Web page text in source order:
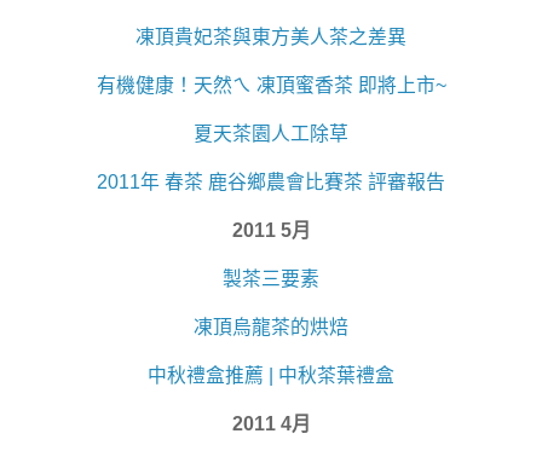
凍頂貴妃茶與東方美人茶之差異
有機健康！天然ㄟ 凍頂蜜香茶 即將上市~
夏天茶園人工除草
2011年 春茶 鹿谷鄉農會比賽茶 評審報告
2011 5月
製茶三要素
凍頂烏龍茶的烘焙
中秋禮盒推薦 | 中秋茶葉禮盒
2011 4月